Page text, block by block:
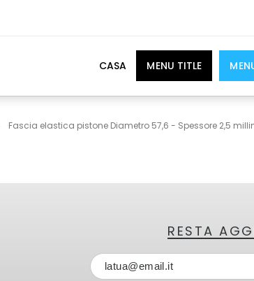
CASA MENU TITLE
Fascia elastica pistone Diametro 57,6 - Spessore 2,5
RESTA